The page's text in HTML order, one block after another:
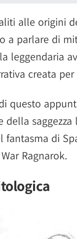
alle origini
a parlare di
leggendaria
creata
questo
della
di
Ragnarok.